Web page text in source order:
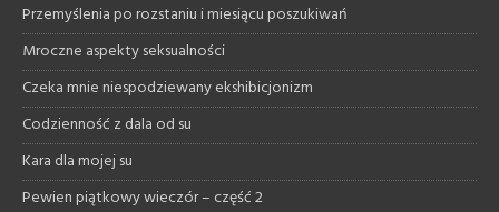
Przemyślenia po rozstaniu i miesiącu poszukiwań
Mroczne aspekty seksualności
Czeka mnie niespodziewany ekshibicjonizm
Codzienność z dala od su
Kara dla mojej su
Pewien piątkowy wieczór – część 2